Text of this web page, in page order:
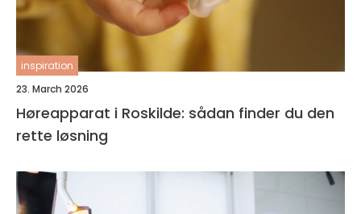
inspiration
23. March 2026
Høreapparat i Roskilde: sådan finder du den
rette løsning